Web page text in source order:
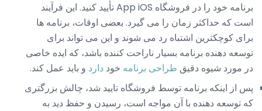
برنامه خود را در فروشگاه App iOS تأیید کنید. این فرآیند
است که حداکثر زمان را می گیرد. بعضی اوقات، برنامه ها
برای کوچکترین اشتباه رد می شوند و این می تواند برای
توسعه دهنده برنامه بسیار ناراحت کننده باشد، که ایده خاصی
در مورد شیوه دقیق طراحی برنامه خود دارد و باید عمل کند.
پس از اینکه برنامه توسط فروشگاه تایید شد، چالش بزرگتری
که توسعه دهنده با آن مواجه است، رسیدن و حفظ دید به